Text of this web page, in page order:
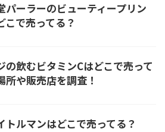
パーラーのビューティープリン
こで売ってる？
の飲むビタミンCはどこで売って
所や販売店を調査！
トルマンはどこで売ってる？